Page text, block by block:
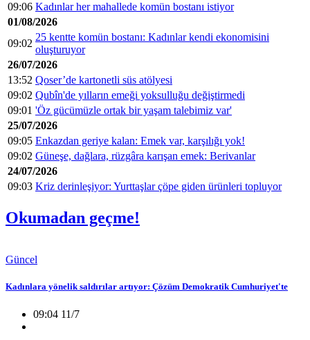
09:06 Kadınlar her mahallede komün bostanı istiyor
01/08/2026
09:02
25 kentte komün bostanı: Kadınlar kendi ekonomisini
oluşturuyor
26/07/2026
13:52 Qoser’de kartonetli süs atölyesi
09:02 Qubîn'de yılların emeği yoksulluğu değiştirmedi
09:01 'Öz gücümüzle ortak bir yaşam talebimiz var'
25/07/2026
09:05 Enkazdan geriye kalan: Emek var, karşılığı yok!
09:02 Güneşe, dağlara, rüzgâra karışan emek: Berivanlar
24/07/2026
09:03 Kriz derinleşiyor: Yurttaşlar çöpe giden ürünleri topluyor
Okumadan geçme!
Güncel
Kadınlara yönelik saldırılar artıyor: Çözüm Demokratik Cumhuriyet'te
09:04 11/7